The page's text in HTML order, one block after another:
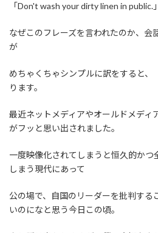
「Don't wash your dirty linen in public.」
なぜこのフレーズを言われたのか、会
が
めちゃくちゃシンプルに訳をすると、
ります。
最近ネットメディアやオールドメディ
がフッと思い出されました。
一度映像化されてしまうと恒久的かつ
しまう現代にあって
公の場で、自国のリーダーを批判する
いのになと思う今日この頃。